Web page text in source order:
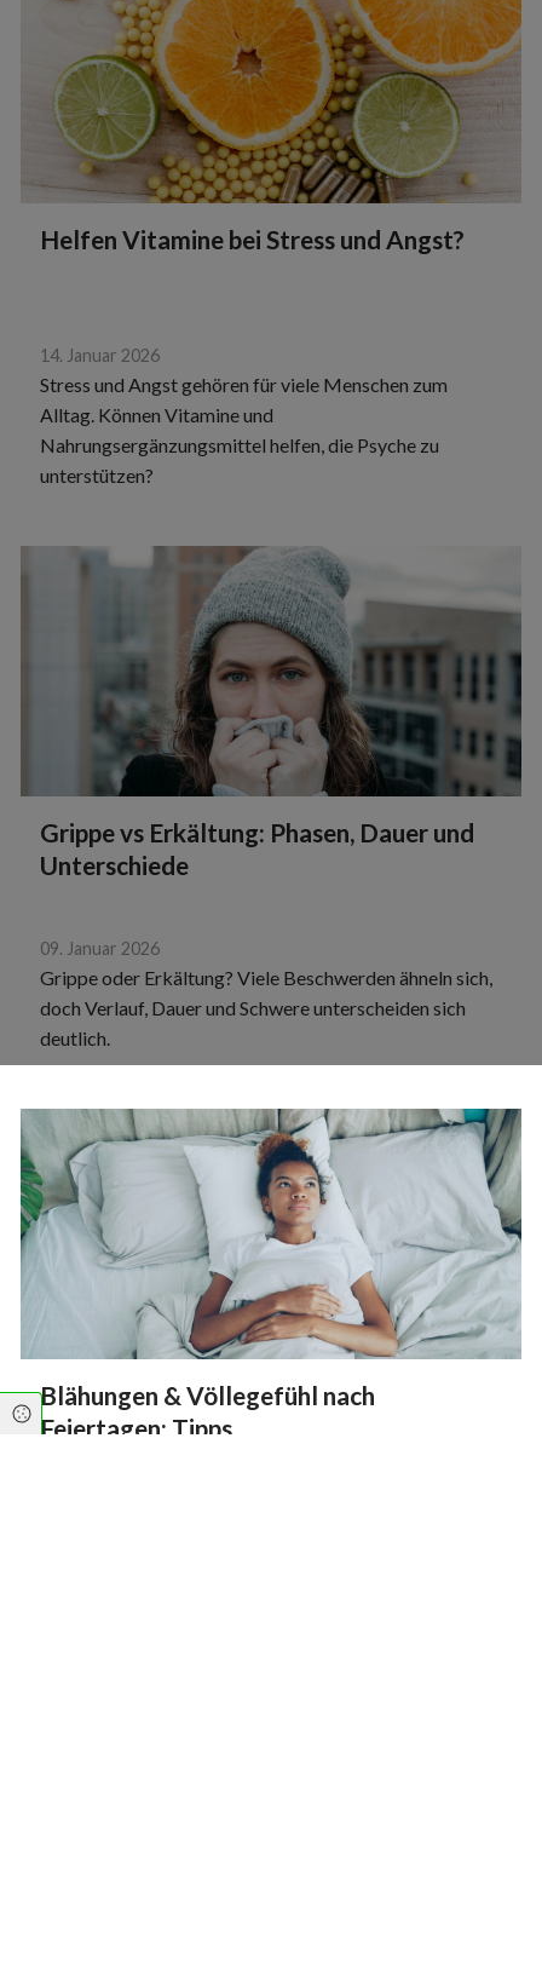
Helfen Vitamine bei Stress und Angst?
14. Januar 2026
Stress und Angst gehören für viele Menschen zum
Alltag. Können Vitamine und
Nahrungsergänzungsmittel helfen, die Psyche zu
unterstützen?
Grippe vs Erkältung: Phasen, Dauer und
Unterschiede
09. Januar 2026
Grippe oder Erkältung? Viele Beschwerden ähneln sich,
doch Verlauf, Dauer und Schwere unterscheiden sich
deutlich.
Blähungen & Völlegefühl nach
Feiertagen: Tipps
Cookie Einstellungen